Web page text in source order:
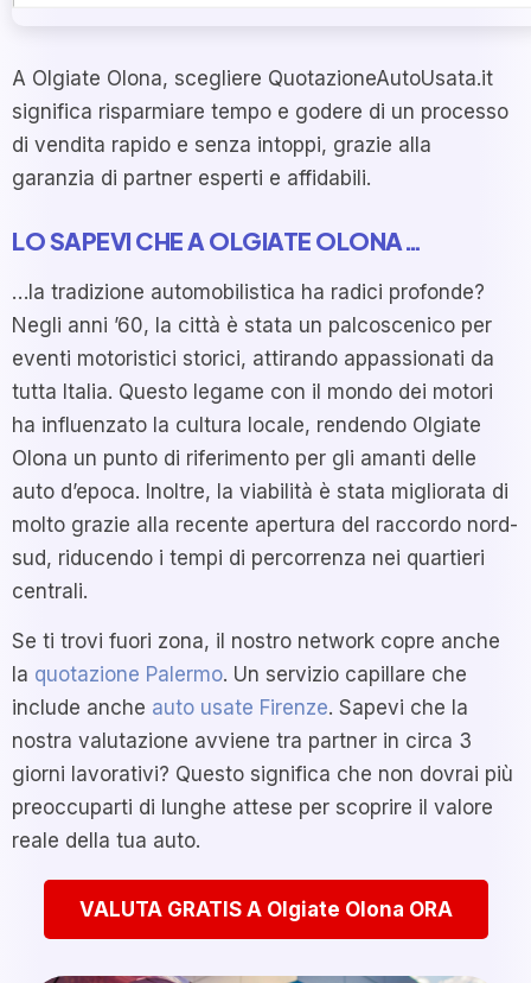
A Olgiate Olona, scegliere QuotazioneAutoUsata.it
significa risparmiare tempo e godere di un processo
di vendita rapido e senza intoppi, grazie alla
garanzia di partner esperti e affidabili.
LO SAPEVI CHE A OLGIATE OLONA…
…la tradizione automobilistica ha radici profonde?
Negli anni ’60, la città è stata un palcoscenico per
eventi motoristici storici, attirando appassionati da
tutta Italia. Questo legame con il mondo dei motori
ha influenzato la cultura locale, rendendo Olgiate
Olona un punto di riferimento per gli amanti delle
auto d’epoca. Inoltre, la viabilità è stata migliorata di
molto grazie alla recente apertura del raccordo nord-
sud, riducendo i tempi di percorrenza nei quartieri
centrali.
Se ti trovi fuori zona, il nostro network copre anche
la quotazione Palermo. Un servizio capillare che
include anche auto usate Firenze. Sapevi che la
nostra valutazione avviene tra partner in circa 3
giorni lavorativi? Questo significa che non dovrai più
preoccuparti di lunghe attese per scoprire il valore
reale della tua auto.
VALUTA GRATIS A Olgiate Olona ORA